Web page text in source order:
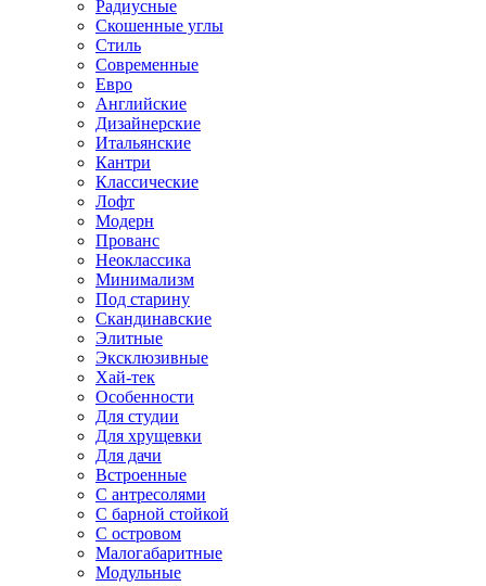
Радиусные
Скошенные углы
Стиль
Современные
Евро
Английские
Дизайнерские
Итальянские
Кантри
Классические
Лофт
Модерн
Прованс
Неоклассика
Минимализм
Под старину
Скандинавские
Элитные
Эксклюзивные
Хай-тек
Особенности
Для студии
Для хрущевки
Для дачи
Встроенные
С антресолями
С барной стойкой
С островом
Малогабаритные
Модульные